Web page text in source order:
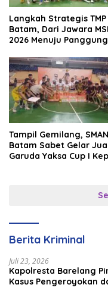
Langkah Strategis TMP
Batam, Dari Jawara
2026 Menuju Panggung
Tampil Gemilang,
Batam Sabet Gelar
Garuda Yaksa Cup I
Berita Kriminal
Juli 23, 2026
Kapolresta Barelang
Kasus Pengeroyokan